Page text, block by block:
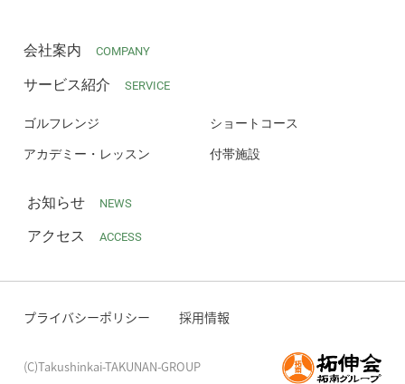
会社案内 COMPANY
サービス紹介 SERVICE
ゴルフレンジ ショートコース
アカデミー・レッスン 付帯施設
お知らせ NEWS
アクセス ACCESS
プライバシーポリシー 採用情報
(C)Takushinkai-TAKUNAN-GROUP